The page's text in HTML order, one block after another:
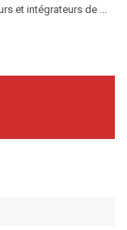
et intégrateurs de ...